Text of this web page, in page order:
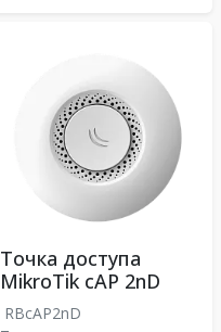
Точка доступа
MikroTik cAP 2nD
RBcAP2nD